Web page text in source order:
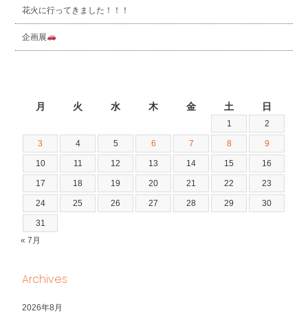
花火に行ってきました！！！
企画展
月 火 水 木 金 土 日
1 2
3 4 5 6 7 8 9
10 11 12 13 14 15 16
17 18 19 20 21 22 23
24 25 26 27 28 29 30
31
« 7月
Archives
2026年8月